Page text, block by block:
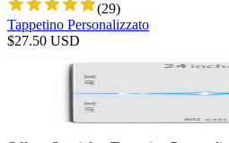
(29)
Tappetino Personalizzato
$27.50 USD